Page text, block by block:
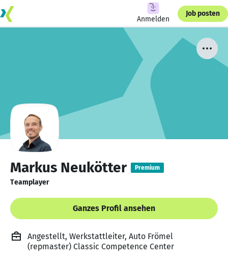
Anmelden
Job posten
Markus Neukötter Premium
Teamplayer
Ganzes Profil ansehen
Angestellt, Werkstattleiter, Auto Frömel
(repmaster) Classic Competence Center